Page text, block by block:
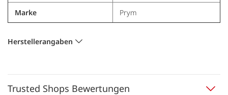
Marke Prym
Herstellerangaben
Trusted Shops Bewertungen